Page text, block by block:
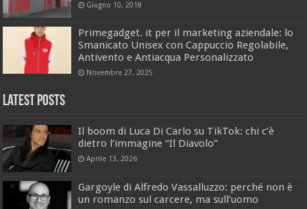
Giugno 10, 2018
Primegadget. it per il marketing aziendale: lo
Smanicato Unisex con Cappuccio Regolabile,
Antivento e Antiacqua Personalizzato
Novembre 27, 2025
Latest Posts
Il boom di Luca Di Carlo su TikTok: chi c’è
dietro l’immagine “Il Diavolo”
Aprile 13, 2026
Gargoyle di Alfredo Vassalluzzo: perché non è
un romanzo sul carcere, ma sull’uomo